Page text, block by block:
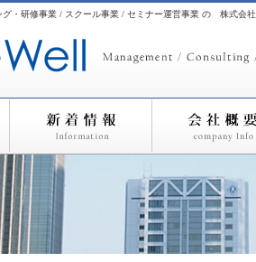
・研修事業 / スクール事業 / セミナー運営事業 の 株式会